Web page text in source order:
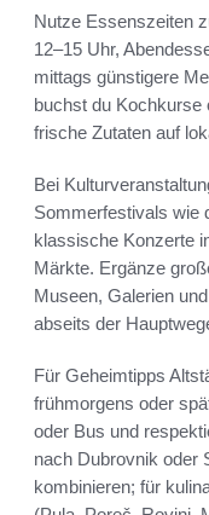
Nutze Essenszeiten
12–15 Uhr,
mittags günstigere
buchst du Kochkurse
frische Zutaten auf
Bei
Sommerfestivals wie
klassische Konzerte
Märkte. Ergänze
Museen, Galerien
abseits der
Für Geheimtipps
frühmorgens oder
oder Bus und
nach Dubrovnik oder
kombinieren; für